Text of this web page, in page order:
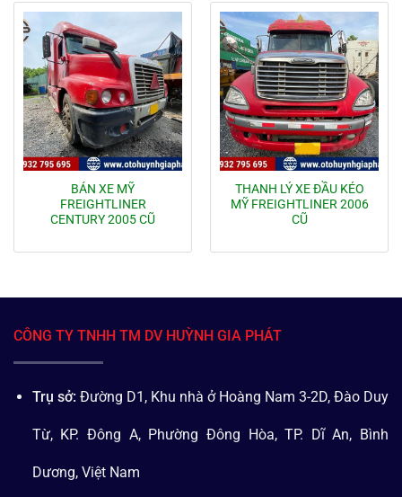
BÁN XE MỸ
FREIGHTLINER
CENTURY 2005 CŨ
THANH LÝ XE ĐẦU KÉO
MỸ FREIGHTLINER 2006
CŨ
CÔNG TY TNHH TM DV HUỲNH GIA PHÁT
Trụ sở: Đường D1, Khu nhà ở Hoàng Nam 3-2D, Đào Duy
Từ, KP. Đông A, Phường Đông Hòa, TP. Dĩ An, Bình
Dương, Việt Nam